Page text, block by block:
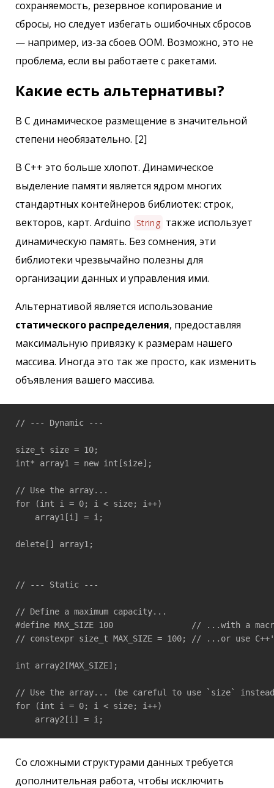
сохраняемость, резервное копирование и
сбросы, но следует избегать ошибочных сбросов
— например, из-за сбоев OOM. Возможно, это не
проблема, если вы работаете с ракетами.
Какие есть альтернативы?
В C динамическое размещение в значительной
степени необязательно. [2]
В С++ это больше хлопот. Динамическое
выделение памяти является ядром многих
стандартных контейнеров библиотек: строк,
векторов, карт. Arduino String также использует
динамическую память. Без сомнения, эти
библиотеки чрезвычайно полезны для
организации данных и управления ими.
Альтернативой является использование
статического распределения, предоставляя
максимальную привязку к размерам нашего
массива. Иногда это так же просто, как изменить
объявления вашего массива.
// --- Dynamic ---
size_t size = 10;
int* array1 = new int[size];
// Use the array...
for (int i = 0; i < size; i++)
    array1[i] = i;
delete[] array1;
// --- Static ---
// Define a maximum capacity...
#define MAX_SIZE 100                // ...with a
// constexpr size_t MAX_SIZE = 100; // ...or use
int array2[MAX_SIZE];
// Use the array... (be careful to use `size` instead
for (int i = 0; i < size; i++)
    array2[i] = i;
Со сложными структурами данных требуется
дополнительная работа, чтобы исключить